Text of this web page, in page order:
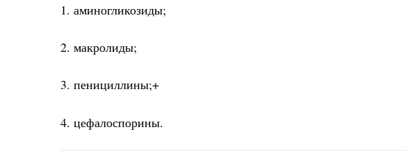
1. аминогликозиды;
2. макролиды;
3. пенициллины;+
4. цефалоспорины.